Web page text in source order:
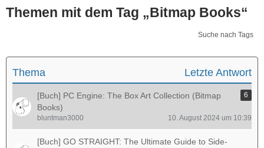
Themen mit dem Tag „Bitmap Books“
Suche nach Tags
Thema Letzte Antwort
[Buch] PC Engine: The Box Art Collection (Bitmap
Books)
6
bluntman3000 10. August 2024 um 10:39
[Buch] GO STRAIGHT: The Ultimate Guide to Side-